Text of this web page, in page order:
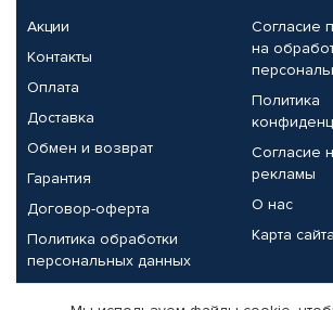
Акции
Контакты
Оплата
Доставка
Обмен и возврат
Гарантия
Договор-оферта
Политика обработки
персональных данных
Согласие
на
Политика
Согласие
рекламы
О нас
Карта сайта